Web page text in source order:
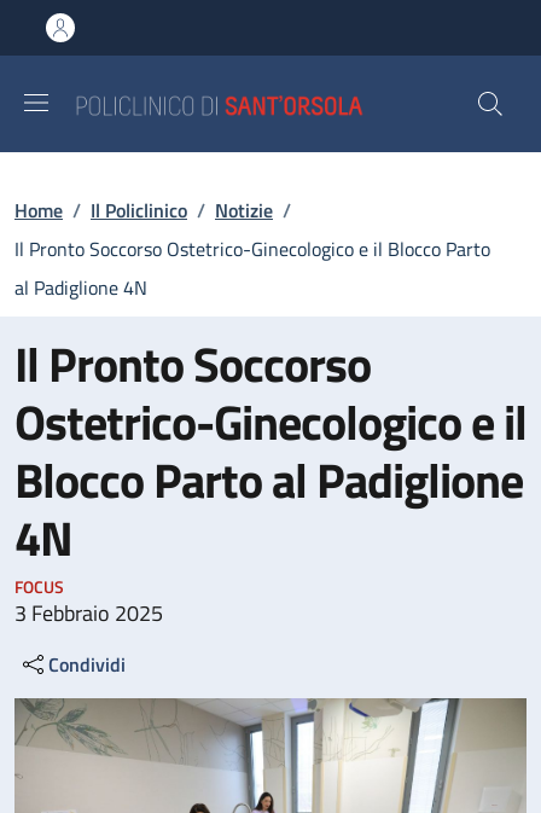
al contenuto principale
to footer content
Briciole di pane
Home / Il Policlinico / Notizie /
Il Pronto Soccorso Ostetrico-Ginecologico e il Blocco Parto
al Padiglione 4N
Il Pronto Soccorso
Ostetrico-Ginecologico e il
Blocco Parto al Padiglione
4N
FOCUS
3 Febbraio 2025
Condividi